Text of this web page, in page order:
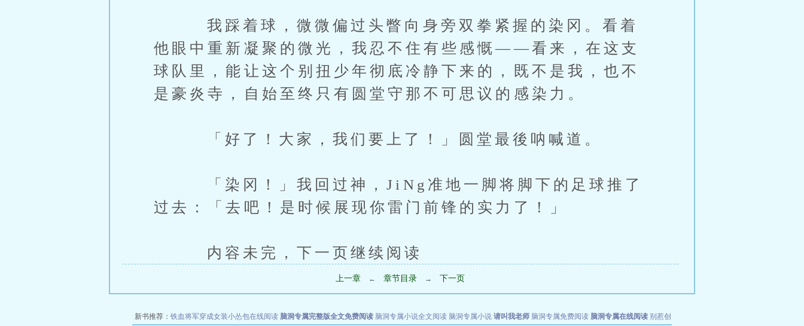
我踩着球，微微偏过头瞥向身旁双拳紧握的染冈。看着
他眼中重新凝聚的微光，我忍不住有些感慨——看来，在这支
球队里，能让这个别扭少年彻底冷静下来的，既不是我，也不
是豪炎寺，自始至终只有圆堂守那不可思议的感染力。
「好了！大家，我们要上了！」圆堂最後呐喊道。
「染冈！」我回过神，JiNg准地一脚将脚下的足球推了
过去：「去吧！是时候展现你雷门前锋的实力了！」
内容未完，下一页继续阅读
上一章 ← 章节目录 → 下一页
新书推荐： 铁血将军穿成女装小怂包在线阅读 脑洞专属完整版全文免费阅读 脑洞专属小说全文阅读 脑洞专属小说 请叫我老师 脑洞专属免费阅读 脑洞专属在线阅读 别惹创